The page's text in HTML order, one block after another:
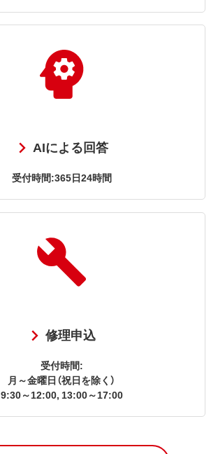
AIによる回答
受付時間:365日24時間
修理申込
受付時間:
月～金曜日（祝日を除く）
9:30～12:00, 13:00～17:00